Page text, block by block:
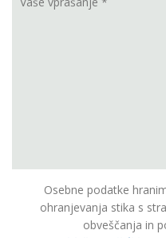
Osebne podatke
ohranjevanja stika s
obveščanja in